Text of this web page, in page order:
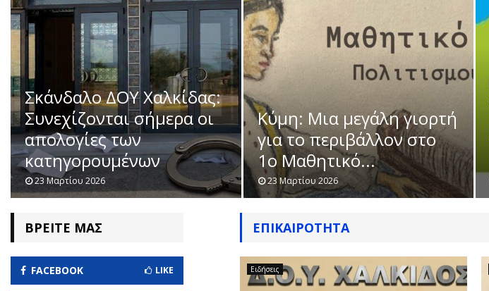
Σκάνδαλο ΔΟΥ Χαλκίδας:
Συνεχίζονται σήμερα οι
απολογίες των
κατηγορουμένων
23 Μαρτίου 2026
Κύμη: Μια μεγάλη γιορτή
για το περιβάλλον στο
1ο Μαθητικό...
23 Μαρτίου 2026
ΕΠΙΚΑΙΡΌΤΗΤΑ
Ειδήσεις
ΒΡΕΊΤΕ ΜΑΣ
FACEBOOK LIKE